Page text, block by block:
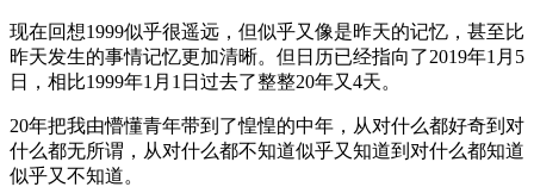
现在回想1999似乎很遥远，但似乎又像是昨天的记忆，甚至比
昨天发生的事情记忆更加清晰。但日历已经指向了2019年1月5
日，相比1999年1月1日过去了整整20年又4天。
20年把我由懵懂青年带到了惶惶的中年，从对什么都好奇到对
什么都无所谓，从对什么都不知道似乎又知道到对什么都知道
似乎又不知道。